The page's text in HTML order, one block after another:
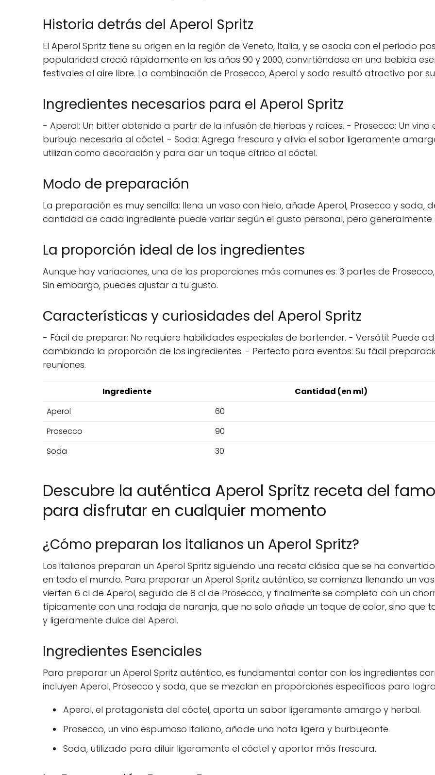
Historia detrás del Aperol Spritz
El Aperol Spritz tiene su origen en la región de Veneto, Italia, y se asocia con el periodo
popularidad creció rápidamente en los años 90 y 2000, convirtiéndose en una bebida
festivales al aire libre. La combinación de Prosecco, Aperol y soda resultó atractivo por
Ingredientes necesarios para el Aperol Spritz
- Aperol: Un bitter obtenido a partir de la infusión de hierbas y raíces. - Prosecco: Un
burbuja necesaria al cóctel. - Soda: Agrega frescura y alivia el sabor ligeramente
utilizan como decoración y para dar un toque cítrico al cóctel.
Modo de preparación
La preparación es muy sencilla: llena un vaso con hielo, añade Aperol, Prosecco y soda,
cantidad de cada ingrediente puede variar según el gusto personal, pero
La proporción ideal de los ingredientes
Aunque hay variaciones, una de las proporciones más comunes es: 3 partes de
Sin embargo, puedes ajustar a tu gusto.
Características y curiosidades del Aperol Spritz
- Fácil de preparar: No requiere habilidades especiales de bartender. - Versátil: Puede
cambiando la proporción de los ingredientes. - Perfecto para eventos: Su fácil
reuniones.
Ingrediente Cantidad (en ml)
Aperol
60
Prosecco
90
Soda
30
Descubre la auténtica Aperol Spritz receta del
para disfrutar en cualquier momento
¿Cómo preparan los italianos un Aperol Spritz?
Los italianos preparan un Aperol Spritz siguiendo una receta clásica que se ha
en todo el mundo. Para preparar un Aperol Spritz auténtico, se comienza llenando un
vierten 6 cl de Aperol, seguido de 8 cl de Prosecco, y finalmente se completa con un
típicamente con una rodaja de naranja, que no solo añade un toque de color, sino
y ligeramente dulce del Aperol.
Ingredientes Esenciales
Para preparar un Aperol Spritz auténtico, es fundamental contar con los ingredientes
incluyen Aperol, Prosecco y soda, que se mezclan en proporciones específicas para
Aperol, el protagonista del cóctel, aporta un sabor ligeramente amargo y herbal.
Prosecco, un vino espumoso italiano, añade una nota ligera y burbujeante.
Soda, utilizada para diluir ligeramente el cóctel y aportar más frescura.